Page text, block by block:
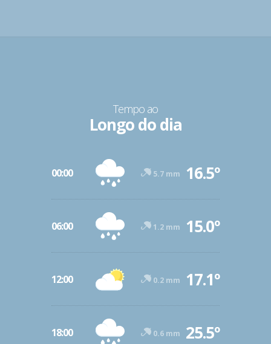
Tempo ao
Longo do dia
00:00 5.7 mm 16.5º
06:00 1.2 mm 15.0º
12:00 0.2 mm 17.1º
18:00 0.6 mm 25.5º